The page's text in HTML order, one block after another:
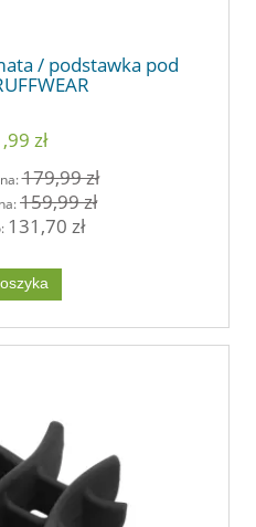
/ podstawka pod
zł
179,99 zł
159,99 zł
131,70 zł